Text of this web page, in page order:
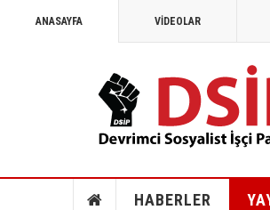
ANASAYFA VİDEOLAR
HABERLER